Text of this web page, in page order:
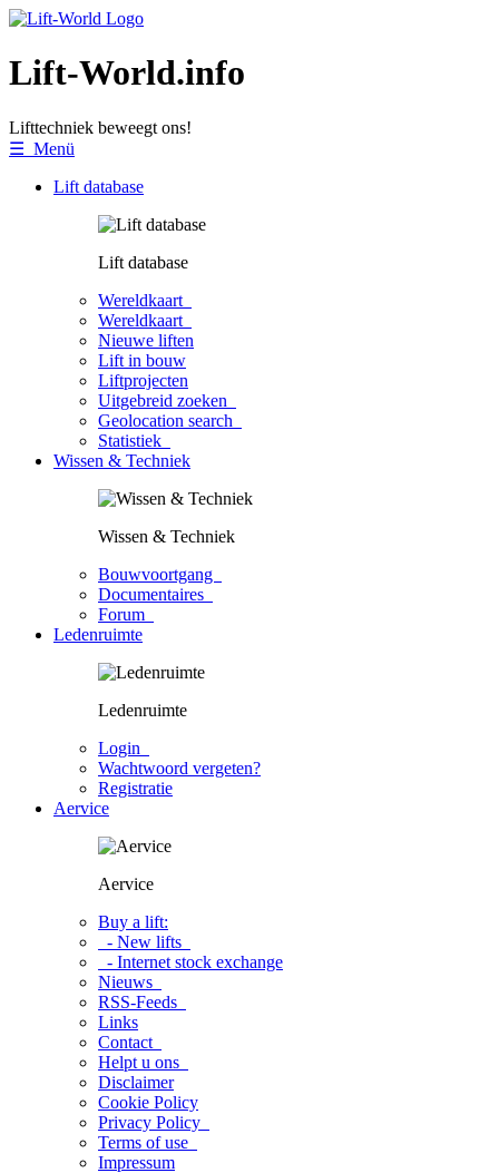
Lift-World.info
Lifttechniek beweegt ons!
☰ Menü
Lift database
Lift database
Wereldkaart
Wereldkaart
Nieuwe liften
Lift in bouw
Liftprojecten
Uitgebreid zoeken
Geolocation search
Statistiek
Wissen & Techniek
Wissen & Techniek
Bouwvoortgang
Documentaires
Forum
Ledenruimte
Ledenruimte
Login
Wachtwoord vergeten?
Registratie
Aervice
Aervice
Buy a lift:
- New lifts
- Internet stock exchange
Nieuws
RSS-Feeds
Links
Contact
Helpt u ons
Disclaimer
Cookie Policy
Privacy Policy
Terms of use
Impressum